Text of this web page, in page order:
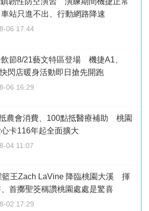
站只進不出、行動網路降速
06 17:44
節8/21藝文特區登場 機捷A1、
閃店暖身活動即日搶先開跑
06 16:29
農會消費、100點抵醫療補助 桃園
卡116年起全面擴大
04 11:07
籃王Zach LaVine 降臨桃園大溪 揮
首擲聖筊稱讚桃園處處是驚喜
02 17:29